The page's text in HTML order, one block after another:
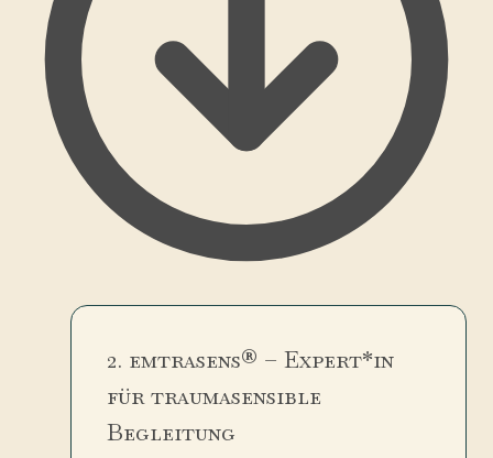
2. emtrasens® – Expert*in
für traumasensible
Begleitung